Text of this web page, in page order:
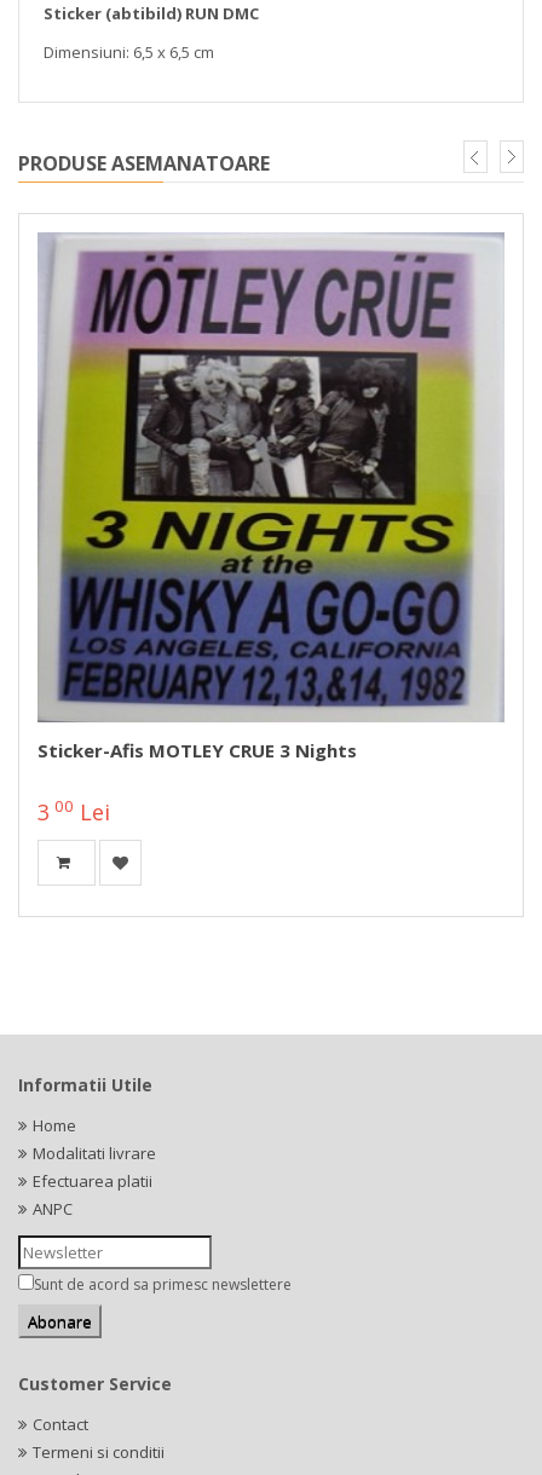
Sticker (abtibild) RUN DMC
Dimensiuni: 6,5 x 6,5 cm
PRODUSE ASEMANATOARE
Sticker-Afis MOTLEY CRUE 3 Nights
3 00 Lei
Informatii Utile
Home
Modalitati livrare
Efectuarea platii
ANPC
Sunt de acord sa primesc newslettere
Customer Service
Contact
Termeni si conditii